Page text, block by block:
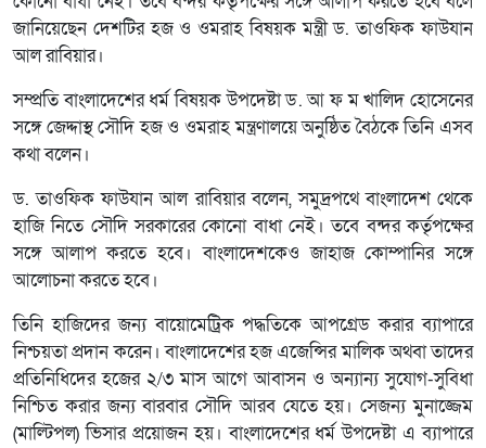
জানিয়েছেন দেশটির হজ ও ওমরাহ বিষয়ক মন্ত্রী ড. তাওফিক ফাউযান
আল রাবিয়ার।
সম্প্রতি বাংলাদেশের ধর্ম বিষয়ক উপদেষ্টা ড. আ ফ ম খালিদ হোসেনের
সঙ্গে জেদ্দাস্থ সৌদি হজ ও ওমরাহ মন্ত্রণালয়ে অনুষ্ঠিত বৈঠকে তিনি এসব
কথা বলেন।
ড. তাওফিক ফাউযান আল রাবিয়ার বলেন, সমুদ্রপথে বাংলাদেশ থেকে
হাজি নিতে সৌদি সরকারের কোনো বাধা নেই। তবে বন্দর কর্তৃপক্ষের
সঙ্গে আলাপ করতে হবে। বাংলাদেশকেও জাহাজ কোম্পানির সঙ্গে
আলোচনা করতে হবে।
তিনি হাজিদের জন্য বায়োমেট্রিক পদ্ধতিকে আপগ্রেড করার ব্যাপারে
নিশ্চয়তা প্রদান করেন। বাংলাদেশের হজ এজেন্সির মালিক অথবা তাদের
প্রতিনিধিদের হজের ২/৩ মাস আগে আবাসন ও অন্যান্য সুযোগ-সুবিধা
নিশ্চিত করার জন্য বারবার সৌদি আরব যেতে হয়। সেজন্য মুনাজ্জেম
(মাল্টিপল) ভিসার প্রয়োজন হয়। বাংলাদেশের ধর্ম উপদেষ্টা এ ব্যাপারে